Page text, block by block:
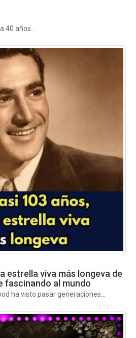
años...
estrella viva más longeva de
fascinando al mundo
ha visto pasar generaciones...